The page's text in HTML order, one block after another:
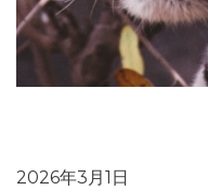
2026年3月1日